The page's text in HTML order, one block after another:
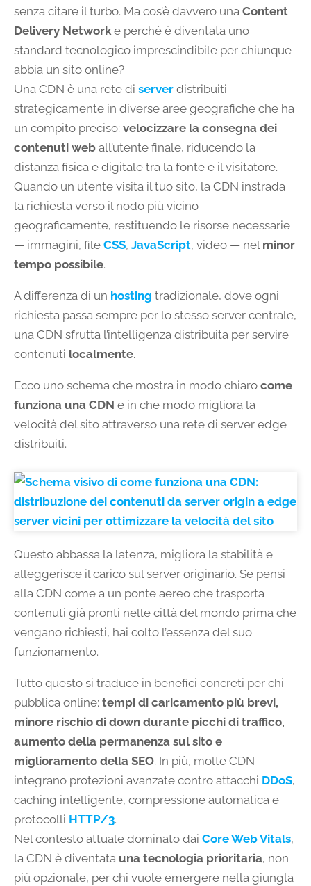
senza citare il turbo. Ma cos’è davvero una Content
Delivery Networke perché è diventata uno
standard tecnologico imprescindibile per chiunque
abbia un sito online?
Una CDN è una rete di server distribuiti
strategicamente in diverse aree geografiche che ha
un compito preciso: velocizzare la consegna dei
contenuti web all’utente finale, riducendo la
distanza fisica e digitale tra la fonte e il visitatore.
Quando un utente visita il tuo sito, la CDN instrada
la richiesta verso il nodo più vicino
geograficamente, restituendo le risorse necessarie
— immagini, file CSS, JavaScript, video — nel minor
tempo possibile.
A differenza di un hosting tradizionale, dove ogni
richiesta passa sempre per lo stesso server centrale,
una CDN sfrutta l’intelligenza distribuita per servire
contenuti localmente.
Ecco uno schema che mostra in modo chiaro come
funziona una CDN e in che modo migliora la
velocità del sito attraverso una rete di server edge
distribuiti.
Questo abbassa la latenza, migliora la stabilità e
alleggerisce il carico sul server originario. Se pensi
alla CDN come a un ponte aereo che trasporta
contenuti già pronti nelle città del mondo prima che
vengano richiesti, hai colto l’essenza del suo
funzionamento.
Tutto questo si traduce in benefici concreti per chi
pubblica online: tempi di caricamento più brevi,
minore rischio di down durante picchi di traffico,
aumento della permanenza sul sito e
miglioramento della SEO. In più, molte CDN
integrano protezioni avanzate contro attacchi DDoS,
caching intelligente, compressione automatica e
protocolli HTTP/3.
Nel contesto attuale dominato dai Core Web Vitals,
la CDN è diventata una tecnologia prioritaria, non
più opzionale, per chi vuole emergere nella giungla